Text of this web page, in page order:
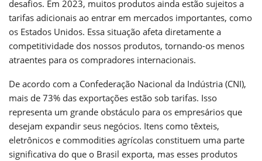
desafios. Em 2023, muitos produtos ainda estão sujeitos a
tarifas adicionais ao entrar em mercados importantes, como
os Estados Unidos. Essa situação afeta diretamente a
competitividade dos nossos produtos, tornando-os menos
atraentes para os compradores internacionais.
De acordo com a Confederação Nacional da Indústria (CNI),
mais de 73% das exportações estão sob tarifas. Isso
representa um grande obstáculo para os empresários que
desejam expandir seus negócios. Itens como têxteis,
eletrônicos e commodities agrícolas constituem uma parte
significativa do que o Brasil exporta, mas esses produtos